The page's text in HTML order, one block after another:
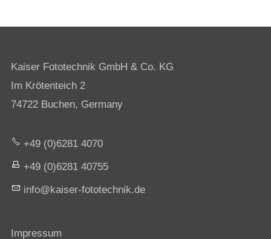
Kaiser Fototechnik GmbH & Co. KG
Im Krötenteich 2
74722 Buchen, Germany
+49 (0)6281 4070
+49 (0)6281 40755
nf
k s r-f t t chn k d
Impressum